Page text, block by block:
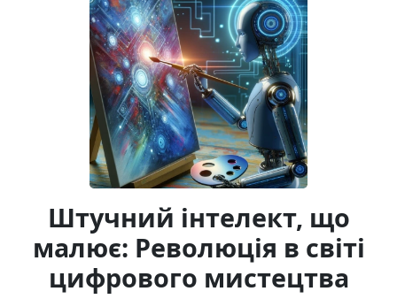
Інше
Штучний інтелект, що
малює: Революція в світі
цифрового мистецтва